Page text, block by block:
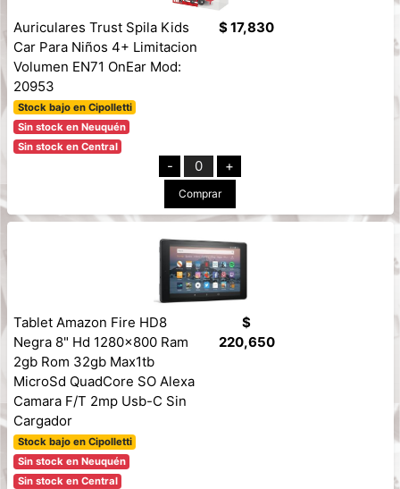
Auriculares Trust Spila Kids
Car Para Niños 4+ Limitacion
Volumen EN71 OnEar Mod:
20953
Stock bajo en Cipolletti
Sin stock en Neuquén
Sin stock en Central
$ 17,830
- 0 +
Comprar
Tablet Amazon Fire HD8
Negra 8" Hd 1280x800 Ram
2gb Rom 32gb Max1tb
MicroSd QuadCore SO Alexa
Camara F/T 2mp Usb-C Sin
Cargador
Stock bajo en Cipolletti
Sin stock en Neuquén
Sin stock en Central
$
220,650